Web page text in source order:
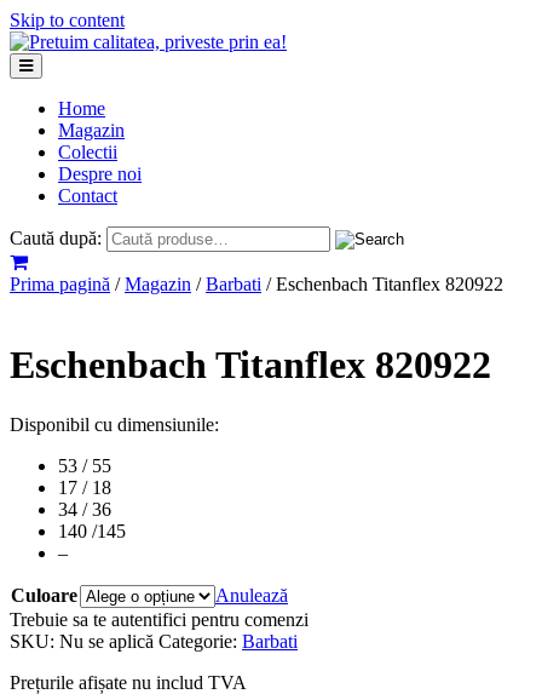
Skip to content
Home
Magazin
Colectii
Despre noi
Contact
Caută după:
Prima pagină /Magazin /Barbati / Eschenbach Titanflex 820922
Eschenbach Titanflex 820922
Disponibil cu dimensiunile:
53 / 55
17 / 18
34 / 36
140 /145
–
Culoare
Anulează
Trebuie sa te autentifici pentru comenzi
SKU: Nu se aplică Categorie: Barbati
Prețurile afișate nu includ TVA